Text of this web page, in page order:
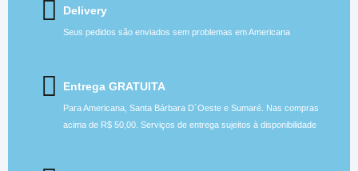
Delivery
Seus pedidos são enviados sem problemas em Americana
Entrega GRATUITA
Para Americana, Santa Bárbara D´Oeste e Sumaré. Nas compras
acima de R$ 50,00. Serviços de entrega sujeitos à disponibilidade